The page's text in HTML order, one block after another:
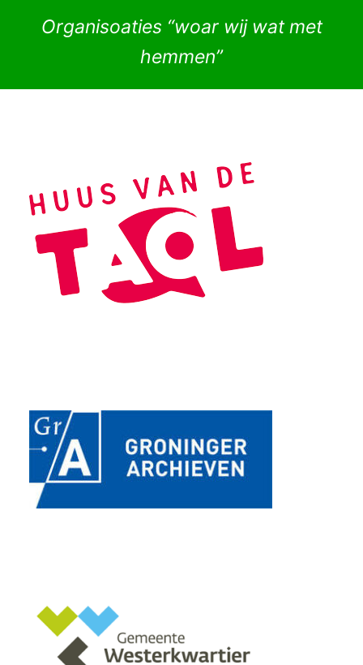
Organisoaties “woar wij wat met
hemmen”